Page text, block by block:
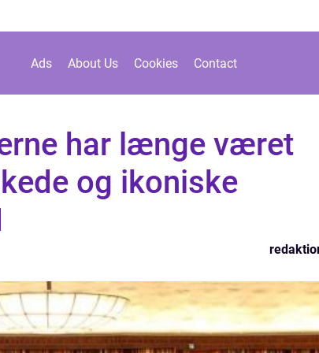
Ads About Us Cookies Contact
har længe været
og ikoniske